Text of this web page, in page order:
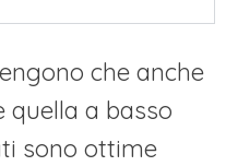
che anche
quella a basso
sono ottime